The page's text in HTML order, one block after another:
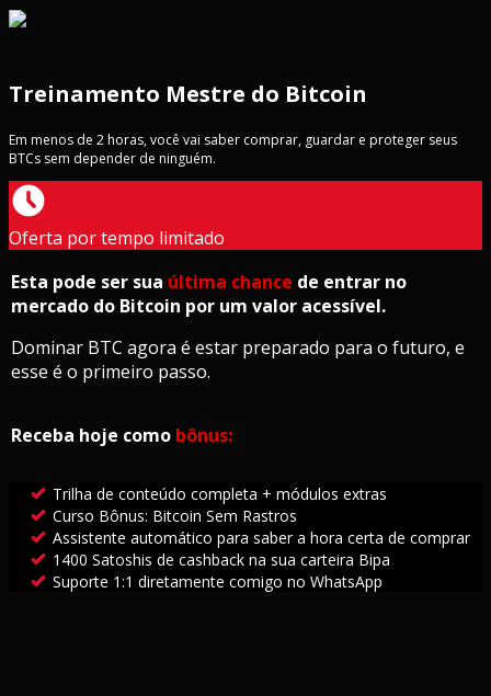
Treinamento Mestre do Bitcoin
Em menos de 2 horas, você vai saber comprar, guardar e proteger seus
BTCs sem depender de ninguém.
Oferta por tempo limitado
Esta pode ser sua última chance de entrar no
mercado do Bitcoin por um valor acessível.
Dominar BTC agora é estar preparado para o futuro, e
esse é o primeiro passo.
Receba hoje como bônus:
Trilha de conteúdo completa + módulos extras
Curso Bônus: Bitcoin Sem Rastros
Assistente automático para saber a hora certa de comprar
1400 Satoshis de cashback na sua carteira Bipa
Suporte 1:1 diretamente comigo no WhatsApp